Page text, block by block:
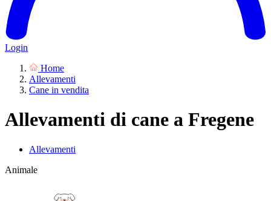
Login
Home
Allevamenti
Cane in vendita
Allevamenti di cane a Fregene
Allevamenti
Animale